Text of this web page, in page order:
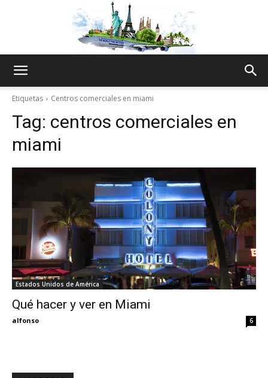
Thru
My
Etiquetas Centros comerciales en miami
Tag: centros comerciales en
miami
Estados Unidos de América
Qué hacer y ver en Miami
alfonso 6